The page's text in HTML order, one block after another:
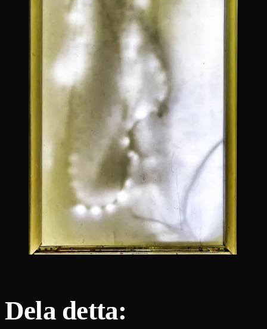
Dela detta: